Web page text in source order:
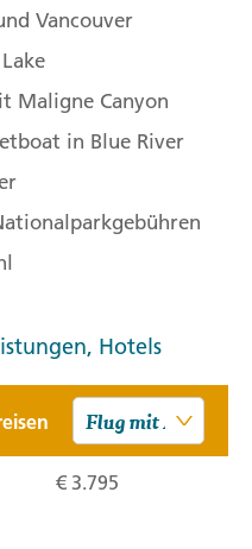
Vancouver
Maligne Canyon
in Blue River
Hotels
€ 3.795